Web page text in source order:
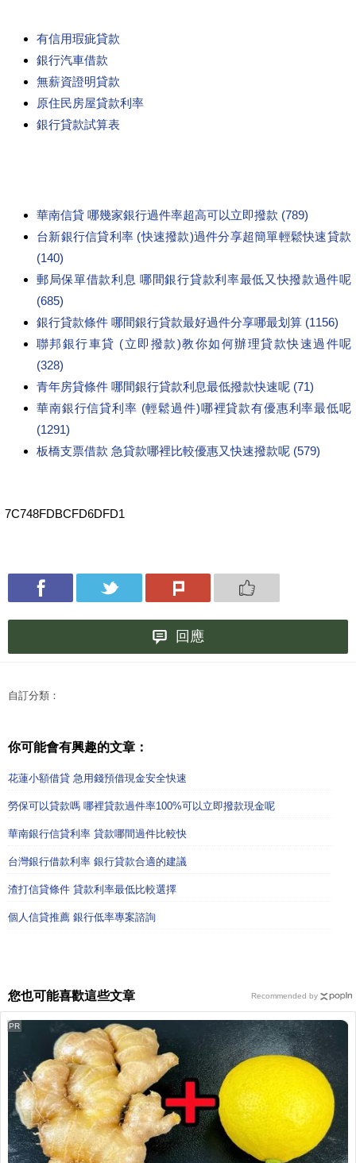
有信用瑕疵貸款
銀行汽車借款
無薪資證明貸款
原住民房屋貸款利率
銀行貸款試算表
華南信貸 哪幾家銀行過件率超高可以立即撥款 (789)
台新銀行信貸利率 (快速撥款)過件分享超簡單輕鬆快速貸款
(140)
郵局保單借款利息 哪間銀行貸款利率最低又快撥款過件呢
(685)
銀行貸款條件 哪間銀行貸款最好過件分享哪最划算 (1156)
聯邦銀行車貸 (立即撥款)教你如何辦理貸款快速過件呢
(328)
青年房貸條件 哪間銀行貸款利息最低撥款快速呢 (71)
華南銀行信貸利率 (輕鬆過件)哪裡貸款有優惠利率最低呢
(1291)
板橋支票借款 急貸款哪裡比較優惠又快速撥款呢 (579)
7C748FDBCFD6DFD1
回應
自訂分類：
你可能會有興趣的文章：
花蓮小額借貸 急用錢預借現金安全快速
勞保可以貸款嗎 哪裡貸款過件率100%可以立即撥款現金呢
華南銀行信貸利率 貸款哪間過件比較快
台灣銀行借款利率 銀行貸款合適的建議
渣打信貸條件 貸款利率最低比較選擇
個人信貸推薦 銀行低率專案諮詢
您也可能喜歡這些文章
PR
Recommended by